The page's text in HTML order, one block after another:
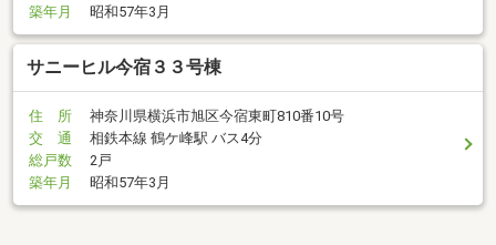
築年月
昭和57年3月
サニーヒル今宿３３号棟
住 所
神奈川県横浜市旭区今宿東町810番10号
交 通
相鉄本線 鶴ケ峰駅 バス4分
総戸数
2戸
築年月
昭和57年3月